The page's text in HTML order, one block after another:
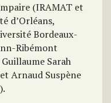
(IRAMAT et
d’Orléans,
Bordeaux-
Ribémont
Sarah
Arnaud Suspène